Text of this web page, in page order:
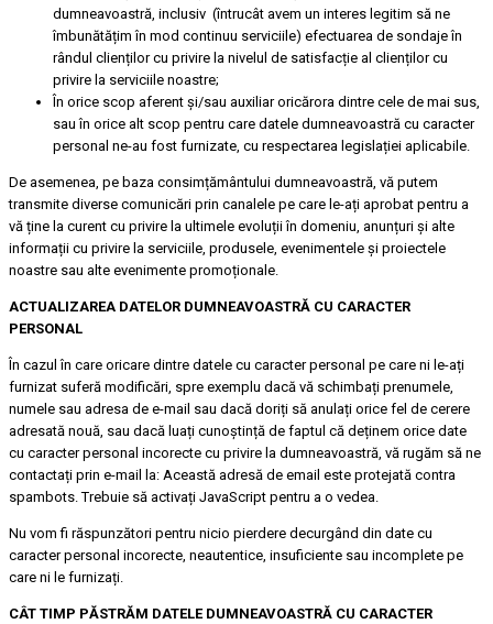
dumneavoastră, inclusiv (întrucât avem un interes legitim să ne
îmbunătățim în mod continuu serviciile) efectuarea de sondaje în
rândul clienților cu privire la nivelul de satisfacție al clienților cu
privire la serviciile noastre;
În orice scop aferent și/sau auxiliar oricărora dintre cele de mai sus,
sau în orice alt scop pentru care datele dumneavoastră cu caracter
personal ne-au fost furnizate, cu respectarea legislației aplicabile.
De asemenea, pe baza consimțământului dumneavoastră, vă putem
transmite diverse comunicări prin canalele pe care le-ați aprobat pentru a
vă ține la curent cu privire la ultimele evoluții în domeniu, anunțuri și alte
informații cu privire la serviciile, produsele, evenimentele și proiectele
noastre sau alte evenimente promoționale.
ACTUALIZAREA DATELOR DUMNEAVOASTRĂ CU CARACTER
PERSONAL
În cazul în care oricare dintre datele cu caracter personal pe care ni le-ați
furnizat suferă modificări, spre exemplu dacă vă schimbați prenumele,
numele sau adresa de e-mail sau dacă doriți să anulați orice fel de cerere
adresată nouă, sau dacă luați cunoștință de faptul că deținem orice date
cu caracter personal incorecte cu privire la dumneavoastră, vă rugăm să ne
contactați prin e-mail la: Această adresă de email este protejată contra
spambots. Trebuie să activați JavaScript pentru a o vedea.
Nu vom fi răspunzători pentru nicio pierdere decurgând din date cu
caracter personal incorecte, neautentice, insuficiente sau incomplete pe
care ni le furnizați.
CÂT TIMP PĂSTRĂM DATELE DUMNEAVOASTRĂ CU CARACTER